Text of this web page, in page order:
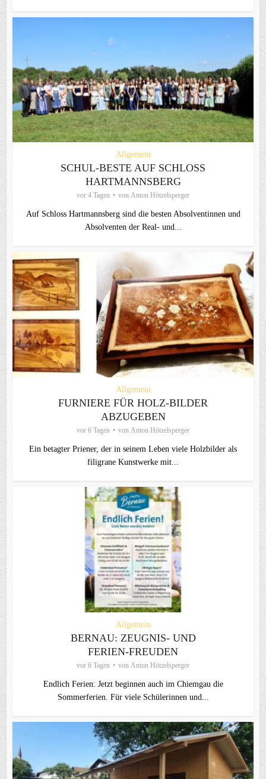
Allgemein
SCHUL-BESTE AUF SCHLOSS
HARTMANNSBERG
vor 4 Tagen von Anton Hötzelsperger
Auf Schloss Hartmannsberg sind die besten Absolventinnen und
Absolventen der Real- und...
Allgemein
FURNIERE FÜR HOLZ-BILDER
ABZUGEBEN
vor 6 Tagen von Anton Hötzelsperger
Ein betagter Priener, der in seinem Leben viele Holzbilder als
filigrane Kunstwerke mit...
Allgemein
BERNAU: ZEUGNIS- UND
FERIEN-FREUDEN
vor 6 Tagen von Anton Hötzelsperger
Endlich Ferien: Jetzt beginnen auch im Chiemgau die
Sommerferien. Für viele Schülerinnen und...